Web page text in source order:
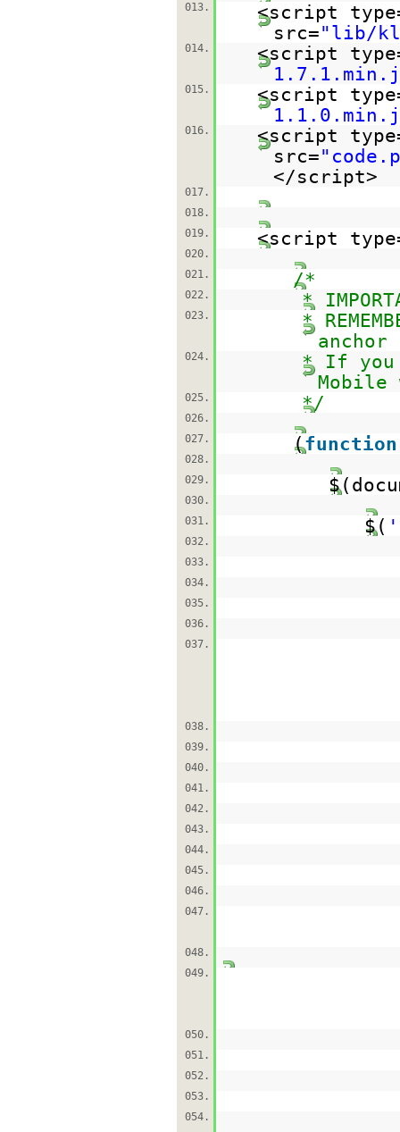
013.
<script
src="lib/
014.
<script
015.
<script
016.
<script
src=
</script>
017.
018.
019.
<script
020.
021.
/*
022. *
023.
*
024.
* If you
Mobile
025. */
026.
027.
(function
028.
029.
030.
031.
$(
032.
033.
034.
035.
036.
037.
038.
039.
040.
041.
042.
043.
044.
045.
046.
047.
048.
049.
050.
051.
052.
053.
054.